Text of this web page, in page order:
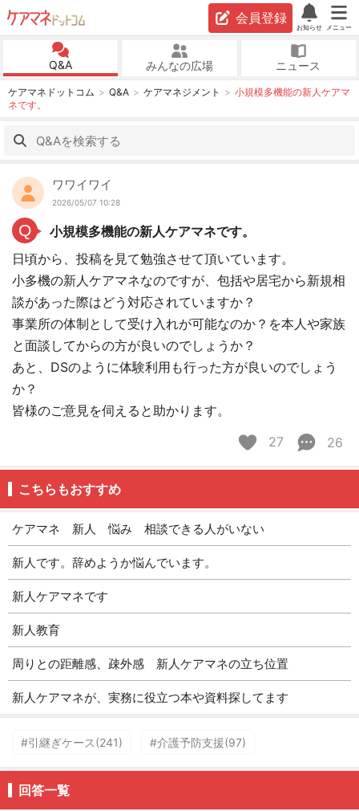
会員登録
お知らせ メニュー
Q&A みんなの広場 ニュース
ケアマネドットコム Q&A ケアマネジメント
小規模多機能の新人ケアマ
ネです。
ワワイワイ
2026/05/07 10:28
Q
小規模多機能の新人ケアマネです。
日頃から、投稿を見て勉強させて頂いています。
小多機の新人ケアマネなのですが、包括や居宅から新規相
談があった際はどう対応されていますか？
事業所の体制として受け入れが可能なのか？を本人や家族
と面談してからの方が良いのでしょうか？
あと、DSのように体験利用も行った方が良いのでしょう
か？
皆様のご意見を伺えると助かります。
27
26
こちらもおすすめ
ケアマネ 新人 悩み 相談できる人がいない
新人です。辞めようか悩んでいます。
新人ケアマネです
新人教育
周りとの距離感、疎外感 新人ケアマネの立ち位置
新人ケアマネが、実務に役立つ本や資料探してます
#引継ぎケース(241) #介護予防支援(97)
回答一覧